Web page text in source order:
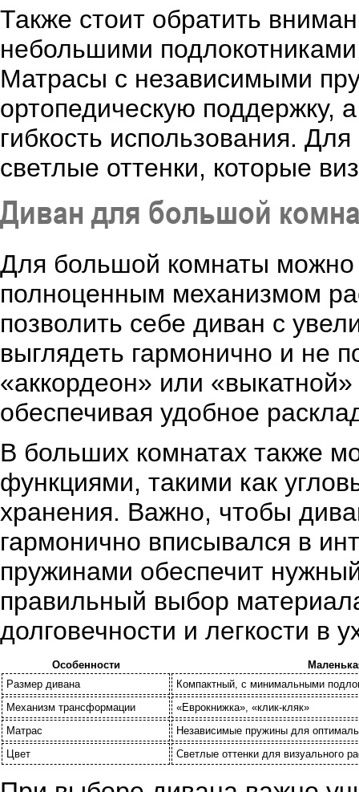
Также стоит обратить
небольшими
Матрасы с независимыми
ортопедическую поддержку,
гибкость использования.
светлые оттенки, которые
Диван для большой
Для большой комнаты
полноценным механизмом
позволить себе диван с
выглядеть гармонично и не
«аккордеон» или
обеспечивая удобное
В больших комнатах также
функциями, такими как
хранения. Важно, чтобы
гармонично вписывался в
пружинами обеспечит
правильный выбор
долговечности и легкости в
Особенности
Размер дивана
Компактный, с минимальными
Механизм трансформации
«Еврокнижка», «клик-кляк»
Матрас
Независимые пружины для
Цвет
Светлые оттенки для визуального